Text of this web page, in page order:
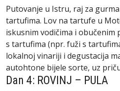
Putovanje u Istru, raj za
tartufima. Lov na tartufe u
iskusnim vodičima i obučenim
s tartufima (npr. fuži s
lokalnoj vinariji i degustacija
autohtone bijele sorte, uz
Dan 4: ROVINJ – PULA